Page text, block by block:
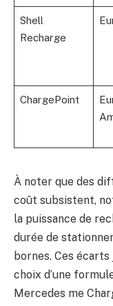
Shell
Recharge
ChargePoint
À noter que des
coût subsistent,
la puissance de
durée de
bornes. Ces
choix d’une
Mercedes me